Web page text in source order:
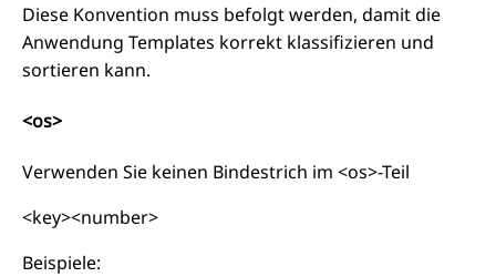
Diese Konvention muss befolgt werden, damit die
Anwendung Templates korrekt klassifizieren und
sortieren kann.
<os>
Verwenden Sie keinen Bindestrich im <os>-Teil
<key><number>
Beispiele: